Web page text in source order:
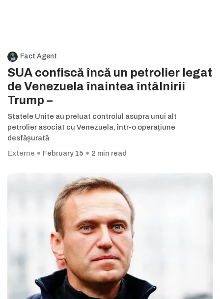
Fact Agent
SUA confiscă încă un petrolier legat
de Venezuela înaintea întâlnirii
Trump –
Statele Unite au preluat controlul asupra unui alt
petrolier asociat cu Venezuela, într-o operațiune
desfășurată
Externe
February 15 2 min read